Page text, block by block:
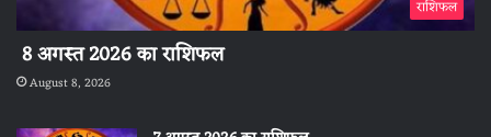
राशिफल
8 अगस्त 2026 का राशिफल
August 8, 2026